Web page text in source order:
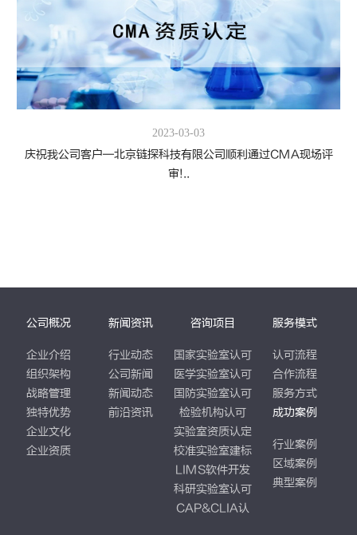
2023-03-03
庆祝我公司客户—北京链探科技有限公司顺利通过CMA现场评
审!..
公司概况
企业介绍
组织架构
战略管理
独特优势
企业文化
企业资质
新闻资讯
行业动态
公司新闻
新闻动态
前沿资讯
咨询项目
国家实验室认可
医学实验室认可
国防实验室认可
检验机构认可
实验室资质认定
校准实验室建标
LIMS软件开发
科研实验室认可
CAP&CLIA认
服务模式
认可流程
合作流程
服务方式
成功案例
行业案例
区域案例
典型案例